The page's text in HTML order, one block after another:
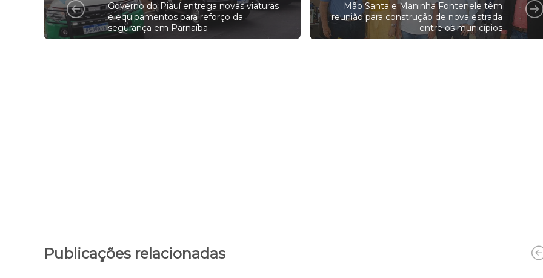
Governo do Piauí entrega novas viaturas
e equipamentos para reforço da
segurança em Parnaíba
Mão Santa e Maninha Fontenele têm
reunião para construção de nova estrada
entre os municípios
Publicações relacionadas